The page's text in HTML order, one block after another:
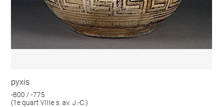
pyxis
-800 / -775
(1e quart VIIIe s. av. J.-C.)